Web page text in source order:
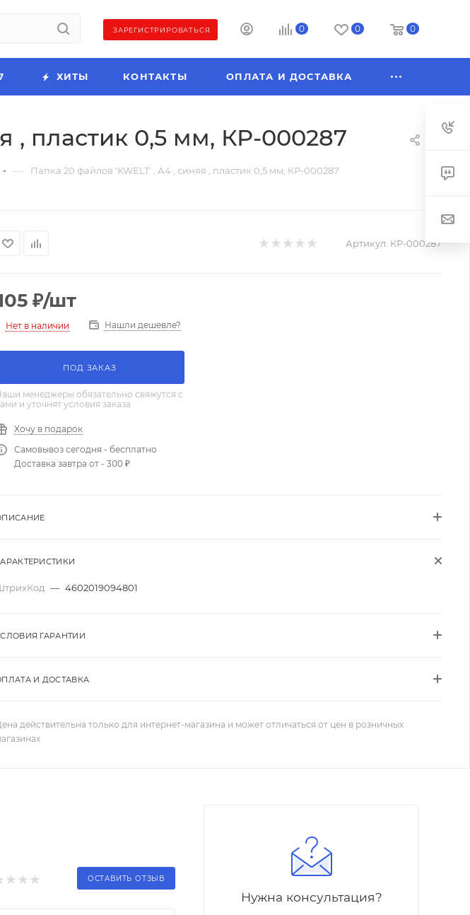
ЗАРЕГИСТРИРОВАТЬСЯ 0 0 0
ХИТЫ КОНТАКТЫ ОПЛАТА И ДОСТАВКА
, пластик 0,5 мм, КР-000287
— Папка 20 файлов 'KWELT' , А4 , синяя , пластик 0,5 мм, КР-000287
Артикул: КР-000287
₽/шт
Нет в наличии Нашли дешевле?
ПОД ЗАКАЗ
менеджеры обязательно свяжутся с
и уточнят условия заказа
Хочу в подарок
Самовывоз сегодня - бесплатно
Доставка завтра от - 300 ₽
— 4602019094801
ГАРАНТИИ
И ДОСТАВКА
действительна только для интернет-магазина и может отличаться от цен в розничных
ОСТАВИТЬ ОТЗЫВ
Нужна консультация?